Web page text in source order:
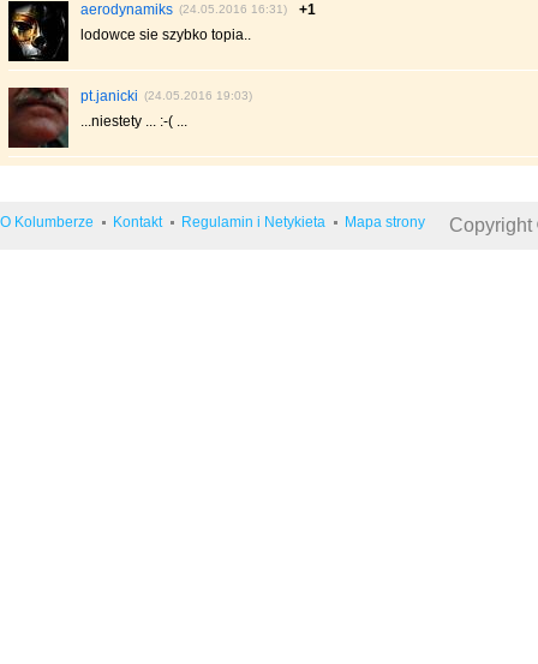
aerodynamiks (24.05.2016 16:31)
+1
lodowce sie szybko topia..
pt.janicki (24.05.2016 19:03)
...niestety ... :-( ...
O Kolumberze Kontakt Regulamin i Netykieta Mapa strony